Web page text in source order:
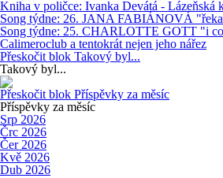
Kniha v poličce: Ivanka Devátá - Lázeňská
Song týdne: 26. JANA FABIÁNOVÁ
Song týdne: 25. CHARLOTTE GOTT "i
Calimeroclub a tentokrát nejen jeho nářez
Přeskočit blok Takový byl...
Takový byl...
Přeskočit blok Příspěvky za měsíc
Příspěvky za měsíc
Srp 2026
Črc 2026
Čer 2026
Kvě 2026
Dub 2026